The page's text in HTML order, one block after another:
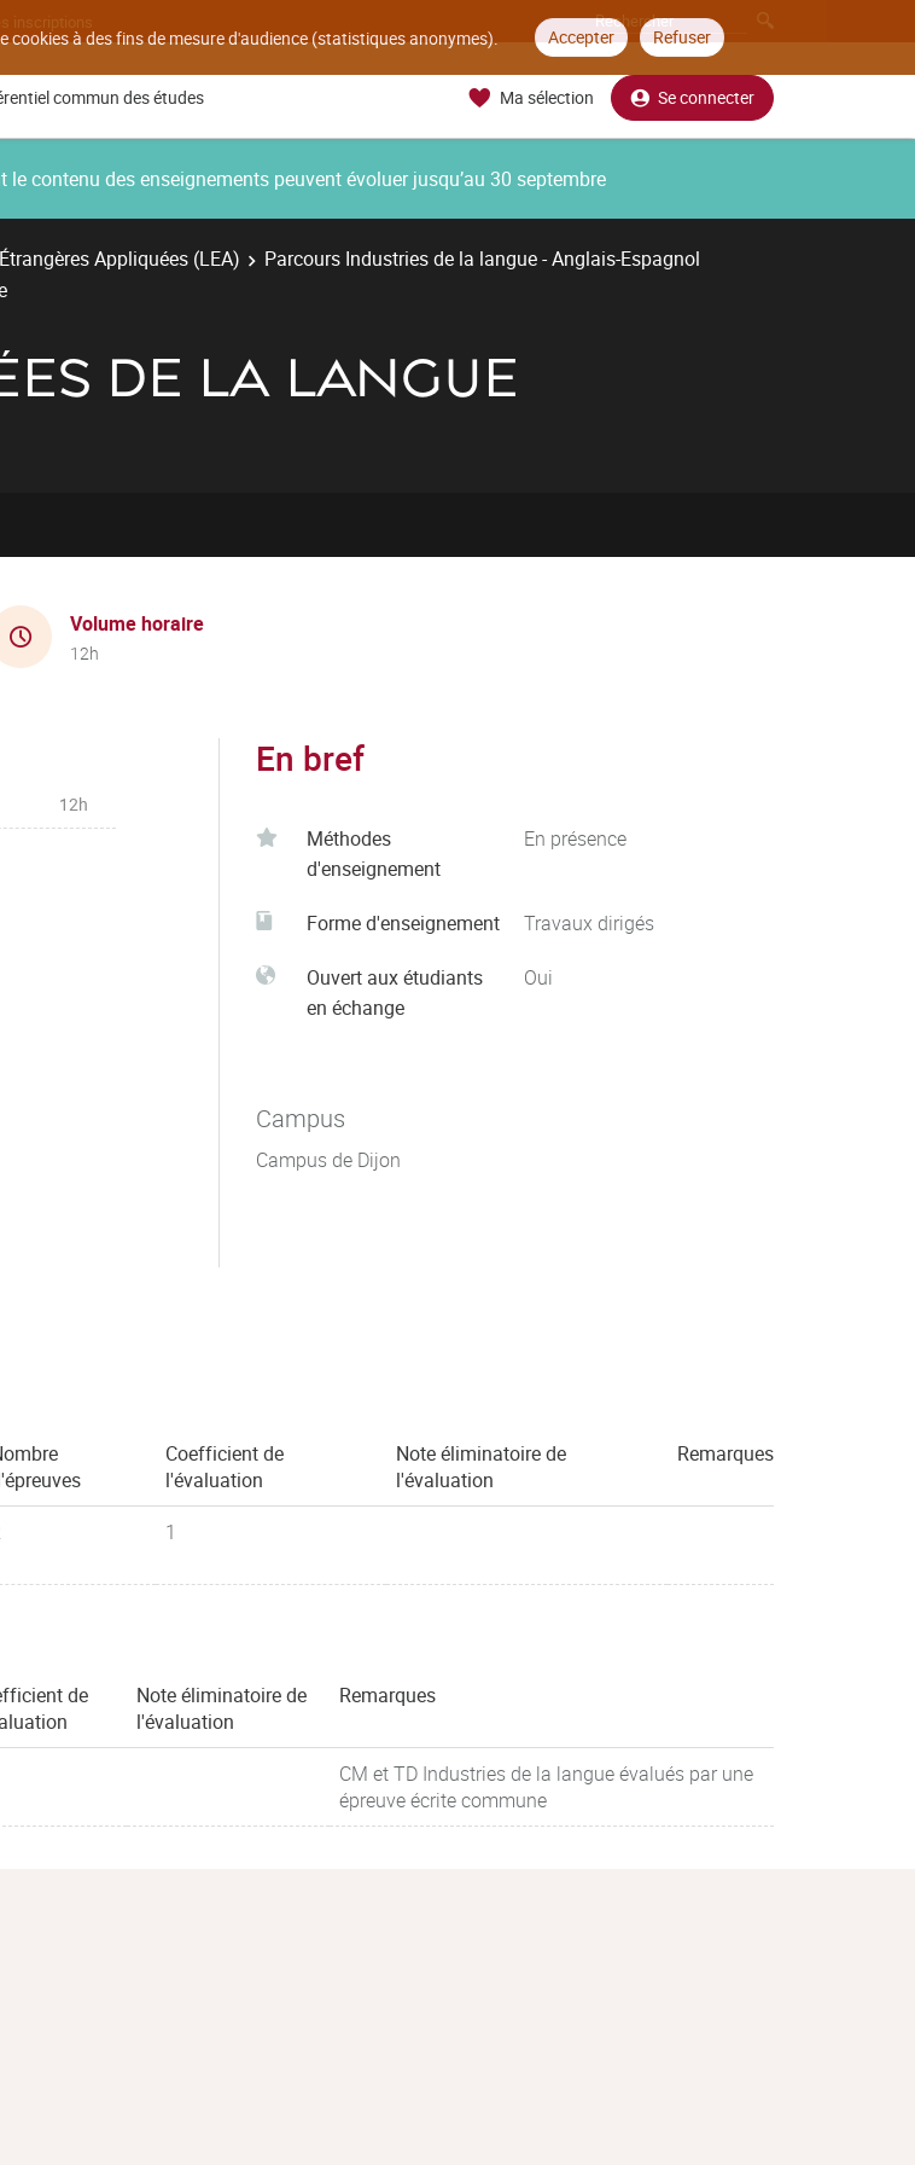
à des fins de mesure d'audience (statistiques anonymes). Accepter Refuser
inscriptions
commun des études Ma sélection Se connecter
contenu des enseignements peuvent évoluer jusqu’au 30 septembre
Appliquées (LEA)
Parcours Industries de la langue - Anglais-Espagnol
DE LA LANGUE
Volume horaire
12h
12h
En bref
Méthodes
d'enseignement
En présence
Forme d'enseignement Travaux dirigés
Ouvert aux étudiants
en échange
Oui
Campus
Campus de Dijon
Coefficient de
l'évaluation
Note éliminatoire de
l'évaluation
Remarques
1
de
Note éliminatoire de
l'évaluation
Remarques
CM et TD Industries de la langue évalués par une
épreuve écrite commune